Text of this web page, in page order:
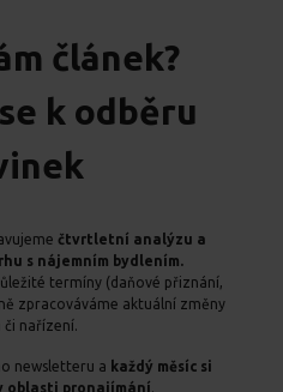
článek?
k odběru
čtvrtletní analýzu a
s nájemním bydlením.
termíny (daňové přiznání,
zpracováváme aktuální změny
či nařízení.
newsletteru a každý měsíc si
oblasti pronajímání.